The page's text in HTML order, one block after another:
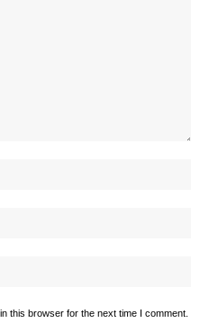
this browser for the next time I comment.